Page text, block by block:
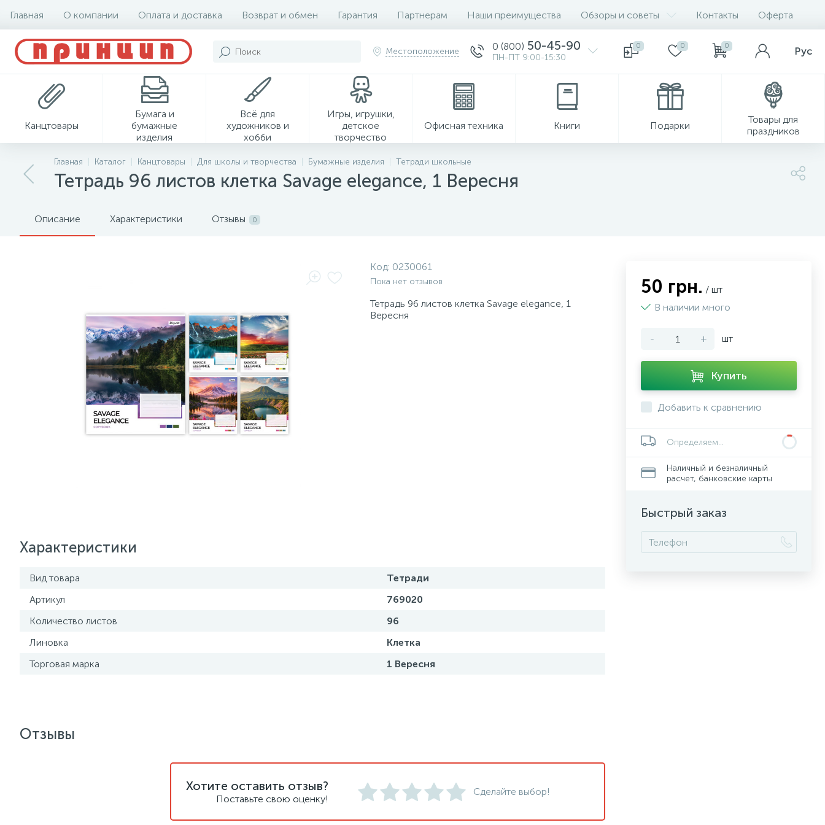
Главная О компании Оплата и доставка Возврат и обмен Гарантия Партнерам Наши преимущества Обзоры и советы Контакты Оферта
Местоположение 0 (800) 50-45-90
ПН-ПТ 9:00-15:30
0 0 0 Рус
Канцтовары
Бумага и
бумажные
изделия
Всё для
художников и
хобби
Игры, игрушки,
детское
творчество
Офисная техника Книги Подарки
Товары для
праздников
Главная Каталог Канцтовары Для школы и творчества Бумажные изделия Тетради школьные
Тетрадь 96 листов клетка Savage elegance, 1 Вересня
Описание Характеристики Отзывы 0
Код: 0230061
Пока нет отзывов
Тетрадь 96 листов клетка Savage elegance, 1
Вересня
Характеристики
Вид товара
Тетради
Артикул
769020
Количество листов
96
Линовка
Клетка
Торговая марка
1 Вересня
50 грн. / шт
В наличии много
- + шт
Купить
Добавить к сравнению
Определяем...
Наличный и безналичный
расчет, банковские карты
Быстрый заказ
Отзывы
Хотите оставить отзыв?
Поставьте свою оценку!
Сделайте выбор!